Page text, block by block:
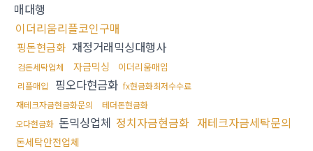
매대행
이더리움리플코인구매
핑돈현금화 재정거래믹싱대행사
검돈세탁업체 자금믹싱 이더리움매입
리플매입 핑오다현금화 fx현금화최저수수료
재테크자금현금화문의
테더돈현금화
오다현금화 돈믹싱업체 정치자금현금화 재테크자금세탁문의
돈세탁안전업체